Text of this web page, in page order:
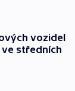
vozidel
středních